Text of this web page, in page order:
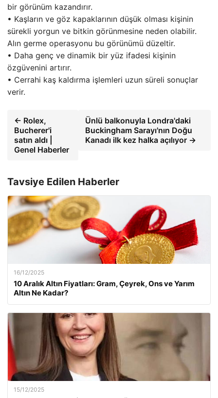
bir görünüm kazandırır.
• Kaşların ve göz kapaklarının düşük olması kişinin
sürekli yorgun ve bitkin görünmesine neden olabilir.
Alın germe operasyonu bu görünümü düzeltir.
• Daha genç ve dinamik bir yüz ifadesi kişinin
özgüvenini artırır.
• Cerrahi kaş kaldırma işlemleri uzun süreli sonuçlar
verir.
← Rolex,
Bucherer'i
satın aldı |
Genel Haberler
Ünlü balkonuyla Londra'daki
Buckingham Sarayı'nın Doğu
Kanadı ilk kez halka açılıyor →
Tavsiye Edilen Haberler
16/12/2025
10 Aralık Altın Fiyatları: Gram, Çeyrek, Ons ve Yarım
Altın Ne Kadar?
15/12/2025